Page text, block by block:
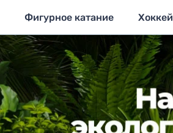
Фигурное катание Хоккей